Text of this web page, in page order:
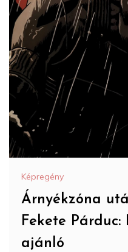
Képregény
Árnyékzóna
Fekete Párduc:
ajánló